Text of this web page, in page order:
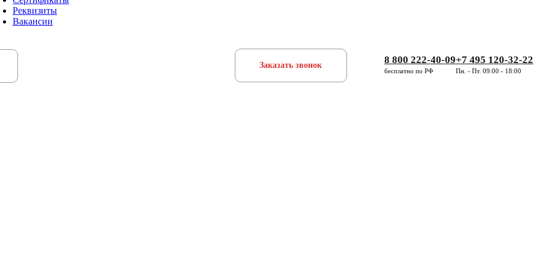
Реквизиты
Вакансии
Заказать звонок 8 800 222-40-09
бесплатно по РФ
+7 495 120-32-22
Пн. - Пт. 09:00 - 18:00